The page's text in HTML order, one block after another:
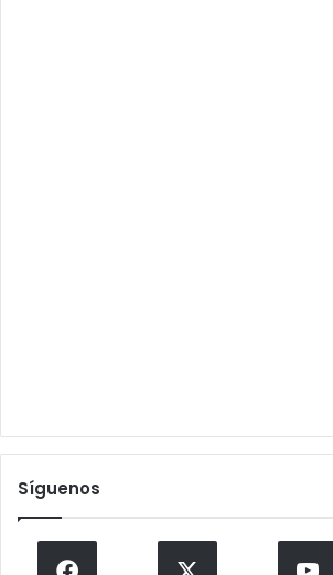
Síguenos